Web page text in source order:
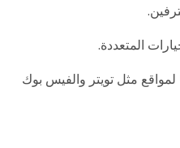
المتعددة.
مثل تويتر والفيس بوك